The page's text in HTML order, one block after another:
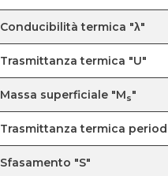
Conducibilità termica "λ"
Trasmittanza termica "U"
Massa superficiale "Ms"
Trasmittanza termica
Sfasamento "S"